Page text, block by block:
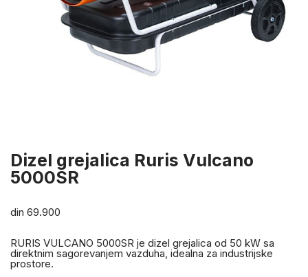
Dizel grejalica Ruris Vulcano
5000SR
din 69.900
RURIS VULCANO 5000SR je dizel grejalica od 50 kW sa
direktnim sagorevanjem vazduha, idealna za industrijske
prostore.